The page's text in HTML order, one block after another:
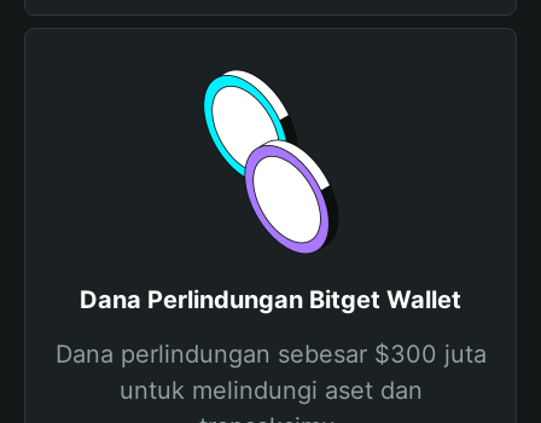
Dana Perlindungan Bitget Wallet
Dana perlindungan sebesar $300 juta
untuk melindungi aset dan